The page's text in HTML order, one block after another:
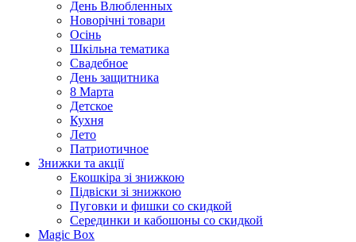
День Влюбленных
Новорічні товари
Осінь
Шкільна тематика
Свадебное
День защитника
8 Марта
Детское
Кухня
Лето
Патриотичное
Знижки та акції
Екошкіра зі знижкою
Підвіски зі знижкою
Пуговки и фишки со скидкой
Серединки и кабошоны со скидкой
Magic Box